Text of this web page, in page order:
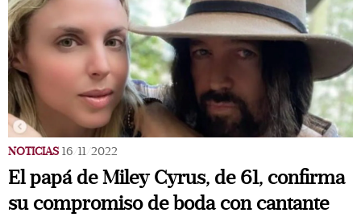
NOTICIAS 16/11/2022
El papá de Miley Cyrus, de 61, confirma
su compromiso de boda con cantante